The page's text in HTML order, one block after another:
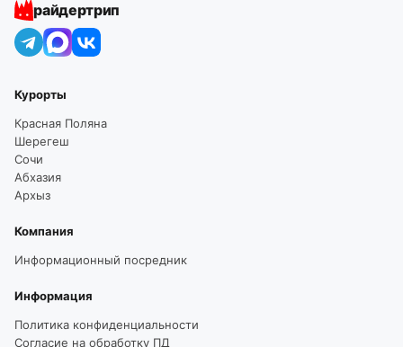
райдертрип
Курорты
Красная Поляна
Шерегеш
Сочи
Абхазия
Архыз
Компания
Информационный посредник
Информация
Политика конфиденциальности
Согласие на обработку ПД